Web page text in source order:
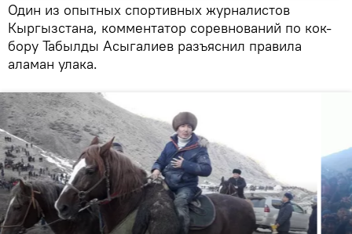
Один из опытных спортивных журналистов
Кыргызстана, комментатор соревнований по кок-
бору Табылды Асыгалиев разъяснил правила
аламан улака.